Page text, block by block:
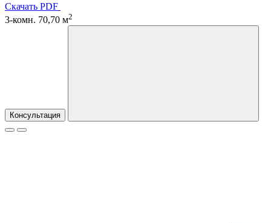
Скачать PDF
3-комн. 70,70 м2
Консультация